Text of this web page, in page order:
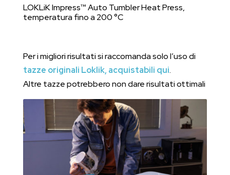
LOKLiK Impress™ Auto Tumbler Heat Press,
temperatura fino a 200 °C
Per i migliori risultati si raccomanda solo l’uso di
tazze originali Loklik, acquistabili qui.
Altre tazze potrebbero non dare risultati ottimali